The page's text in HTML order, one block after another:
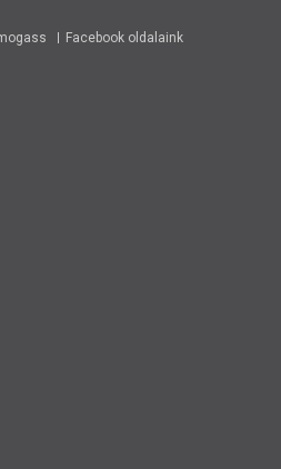
Facebook oldalaink